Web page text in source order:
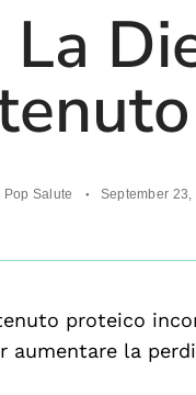
La
Pop Salute September 23,
proteico
aumentare la